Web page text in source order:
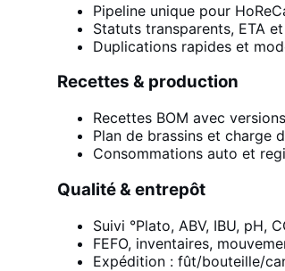
Pipeline unique pour
Statuts transparents, ETA
Duplications rapides et
Recettes & production
Recettes BOM avec
Plan de brassins et charge
Consommations auto et
Qualité & entrepôt
Suivi °Plato, ABV, IBU, pH,
FEFO, inventaires,
Expédition : fût/bouteille/